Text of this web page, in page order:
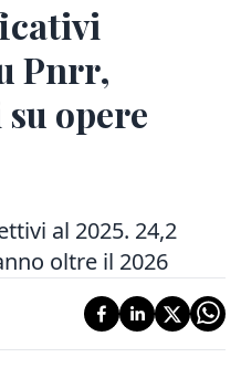
Pnrr,
opere
al 2025. 24,2
oltre il 2026